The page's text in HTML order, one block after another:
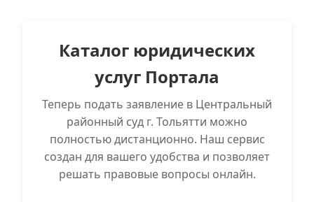
Каталог юридических
услуг Портала
Теперь подать заявление в Центральный
районный суд г. Тольятти можно
полностью дистанционно. Наш сервис
создан для вашего удобства и позволяет
решать правовые вопросы онлайн.